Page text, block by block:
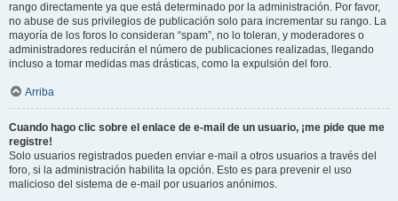
rango directamente ya que está determinado por la administración. Por favor,
no abuse de sus privilegios de publicación solo para incrementar su rango. La
mayoría de los foros lo consideran “spam”, no lo toleran, y moderadores o
administradores reducirán el número de publicaciones realizadas, llegando
incluso a tomar medidas mas drásticas, como la expulsión del foro.
Arriba
Cuando hago clic sobre el enlace de e-mail de un usuario, ¡me pide que me
registre!
Solo usuarios registrados pueden enviar e-mail a otros usuarios a través del
foro, si la administración habilita la opción. Esto es para prevenir el uso
malicioso del sistema de e-mail por usuarios anónimos.